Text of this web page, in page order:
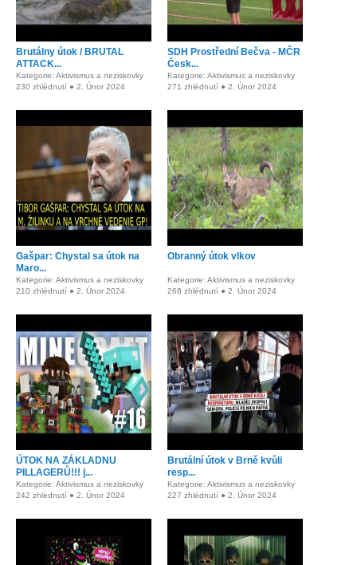
Brutálny útok / BRUTAL
ATTACK...
Kategorie: Aktivismus a neziskovky
230 zhlédnutí ● 2. Únor 2024
SDH Prostřední Bečva - MČR
Česk...
Kategorie: Aktivismus a neziskovky
271 zhlédnutí ● 2. Únor 2024
Gašpar: Chystal sa útok na
Maro...
Kategorie: Aktivismus a neziskovky
210 zhlédnutí ● 2. Únor 2024
Obranný útok vlkov
Kategorie: Aktivismus a neziskovky
268 zhlédnutí ● 2. Únor 2024
ÚTOK NA ZÁKLADNU
PILLAGERŮ!!! |...
Kategorie: Aktivismus a neziskovky
242 zhlédnutí ● 2. Únor 2024
Brutální útok v Brně kvůli
resp...
Kategorie: Aktivismus a neziskovky
227 zhlédnutí ● 2. Únor 2024